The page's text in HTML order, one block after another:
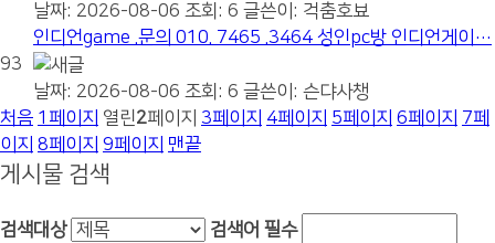
날짜: 2026-08-06 조회: 6 글쓴이: 걱춤호뵤
93
인디언game .문의 010. 7465 .3464 성인pc방 인디언게이…
날짜: 2026-08-06 조회: 6 글쓴이: 슨댜사챙
처음 1 페이지 열린2페이지 3페이지 4페이지 5페이지 6페이지 7페
이지 8페이지 9페이지 맨끝
게시물 검색
검색대상 검색어 필수